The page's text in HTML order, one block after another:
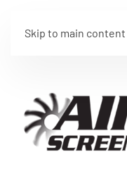
Skip to main content